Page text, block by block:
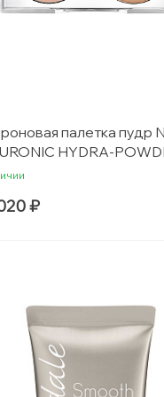
палетка пудр
HYDRA-
FAIR TO MEDIUM
₽